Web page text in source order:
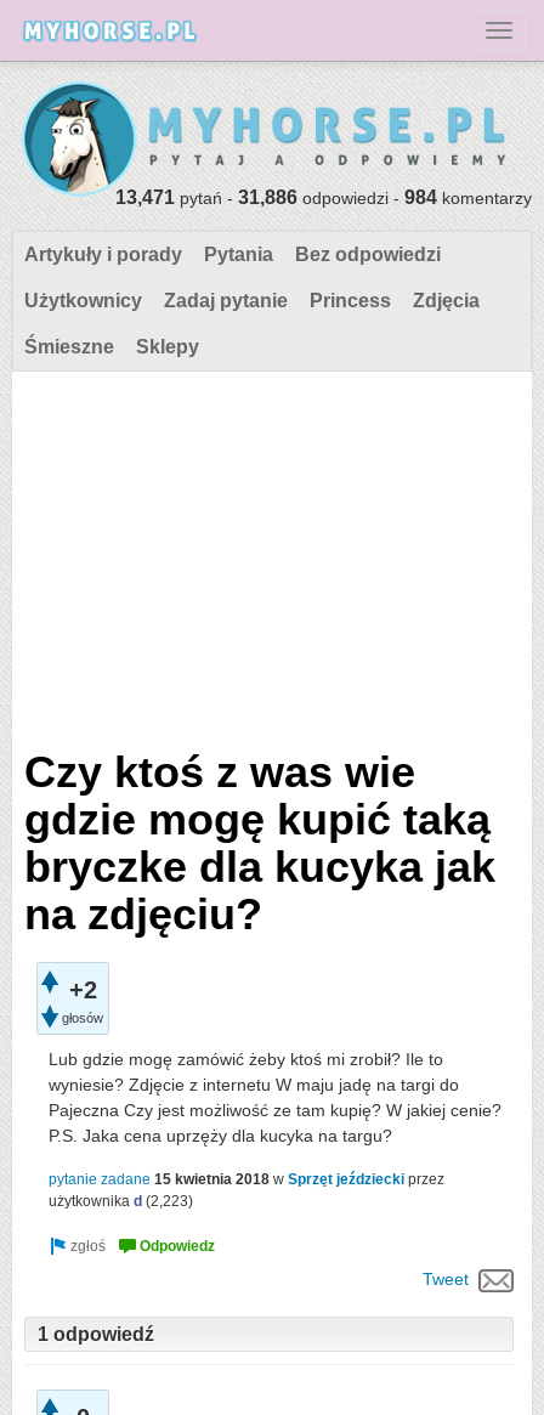
13,471pytań -31,886odpowiedzi -984komentarzy
Artykuły i porady Pytania Bez odpowiedzi
Użytkownicy Zadaj pytanie Princess Zdjęcia
Śmieszne Sklepy
Czy ktoś z was wie
gdzie mogę kupić taką
bryczke dla kucyka jak
na zdjęciu?
+2
głosów
Lub gdzie mogę zamówić żeby ktoś mi zrobił? Ile to
wyniesie? Zdjęcie z internetu W maju jadę na targi do
Pajeczna Czy jest możliwość ze tam kupię? W jakiej cenie?
P.S. Jaka cena uprzęży dla kucyka na targu?
pytanie zadane 15 kwietnia 2018 w Sprzęt jeździecki przez
użytkownika d (2,223)
Tweet
1 odpowiedź